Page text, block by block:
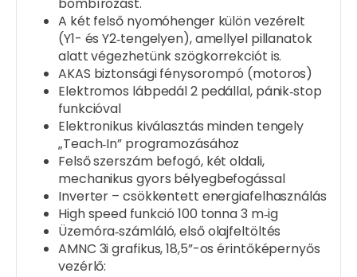
bombírozást.
A két felső nyomóhenger külön vezérelt
(Y1- és Y2‑tengelyen), amellyel pillanatok
alatt végezhetünk szögkorrekciót is.
AKAS biztonsági fénysorompó (motoros)
Elektromos lábpedál 2 pedállal, pánik‑stop
funkcióval
Elektronikus kiválasztás minden tengely
„Teach‑In” programozásához
Felső szerszám befogó, két oldali,
mechanikus gyors bélyegbefogással
Inverter – csökkentett energiafelhasználás
High speed funkció 100 tonna 3 m‑ig
Üzemóra‑számláló, első olajfeltöltés
AMNC 3i grafikus, 18,5”-os érintőképernyős
vezérlő: